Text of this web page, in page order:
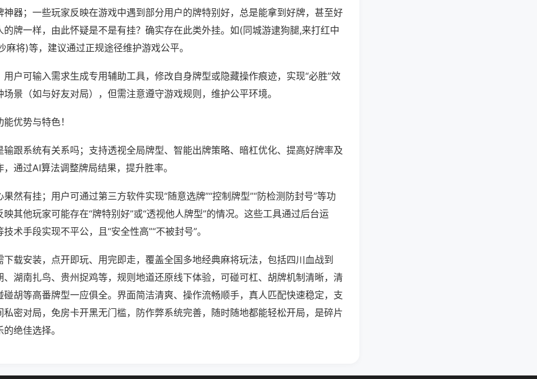
神器；一些玩家反映在游戏中遇到部分用户的牌特别好，总是能拿到好牌，甚至好
的牌一样，由此怀疑是不是有挂？确实存在此类外挂。如(同城游逮狗腿,来打红中
麻将)等，建议通过正规途径维护游戏公平。
用户可输入需求生成专用辅助工具，修改自身牌型或隐藏操作痕迹，实现“必胜”效
场景（如与好友对局），但需注意遵守游戏规则，维护公平环境。
优势与特色！
输跟系统有关系吗；支持透视全局牌型、智能出牌策略、暗杠优化、提高好牌率及
通过AI算法调整牌局结果，提升胜率。
然有挂；用户可通过第三方软件实现“随意选牌”“控制牌型”“防检测防封号”等功
映其他玩家可能存在“牌特别好”或“透视他人牌型”的情况。这些工具通过后台运
术手段实现不平公，且“安全性高”“不被封号”。
下载安装，点开即玩、用完即走，覆盖全国多地经典麻将玩法，包括四川血战到
、湖南扎鸟、贵州捉鸡等，规则地道还原线下体验，可碰可杠、胡牌机制清晰，清
碰胡等高番牌型一应俱全。界面简洁清爽、操作流畅顺手，真人匹配快速稳定，支
私密对局，免房卡开黑无门槛，防作弊系统完善，随时随地都能轻松开局，是碎片
绝佳选择。